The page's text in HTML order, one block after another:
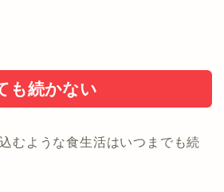
も続かない
むような食生活はいつまでも続